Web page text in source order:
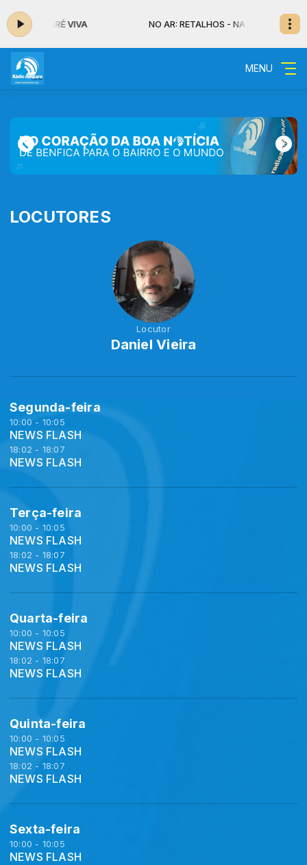
- NAZARÉ VIVA NO AR: RETALHOS - NAZARÉ VIVA
MENU
LOCUTORES
Locutor
Daniel Vieira
Segunda-feira
10:00 - 10:05
NEWS FLASH
18:02 - 18:07
NEWS FLASH
Terça-feira
10:00 - 10:05
NEWS FLASH
18:02 - 18:07
NEWS FLASH
Quarta-feira
10:00 - 10:05
NEWS FLASH
18:02 - 18:07
NEWS FLASH
Quinta-feira
10:00 - 10:05
NEWS FLASH
18:02 - 18:07
NEWS FLASH
Sexta-feira
10:00 - 10:05
NEWS FLASH